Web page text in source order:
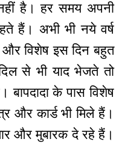
है। हर समय अपनी
हैं। अभी भी नये वर्ष
और विशेष इस दिन बहुत
से भी याद भेजते तो
बापदादा के पास विशेष
और कार्ड भी मिले हैं।
और मुबारक दे रहे हैं।